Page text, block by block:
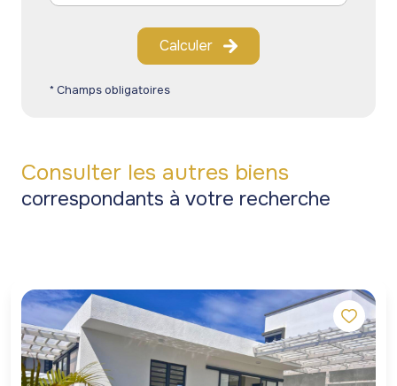
Calculer
* Champs obligatoires
Consulter les autres biens
correspondants à votre recherche